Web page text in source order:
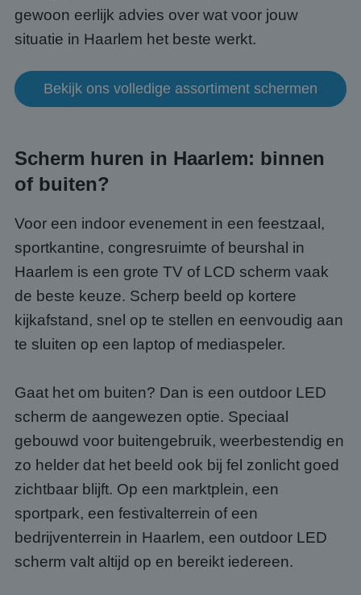
gewoon eerlijk advies over wat voor jouw
situatie in Haarlem het beste werkt.
Bekijk ons volledige assortiment schermen
Scherm huren in Haarlem: binnen
of buiten?
Voor een indoor evenement in een feestzaal,
sportkantine, congresruimte of beurshal in
Haarlem is een grote TV of LCD scherm vaak
de beste keuze. Scherp beeld op kortere
kijkafstand, snel op te stellen en eenvoudig aan
te sluiten op een laptop of mediaspeler.
Gaat het om buiten? Dan is een outdoor LED
scherm de aangewezen optie. Speciaal
gebouwd voor buitengebruik, weerbestendig en
zo helder dat het beeld ook bij fel zonlicht goed
zichtbaar blijft. Op een marktplein, een
sportpark, een festivalterrein of een
bedrijventerrein in Haarlem, een outdoor LED
scherm valt altijd op en bereikt iedereen.